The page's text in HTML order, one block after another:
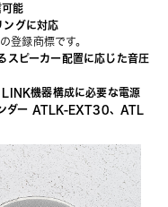
能
グに対応
録商標です。
ピーカー配置に応じた音圧
機器構成に必要な電源
ダー ATLK-EXT30、 ATL